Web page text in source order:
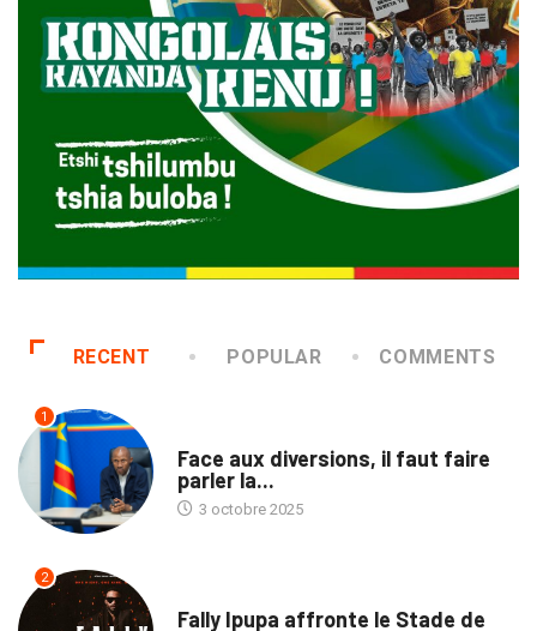
RECENT POPULAR COMMENTS
1
Face aux diversions, il faut faire
parler la...
3 octobre 2025
2
Fally Ipupa affronte le Stade de